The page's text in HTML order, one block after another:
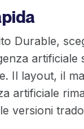
Durable,
artificiale
Il layout, il
artificiale
versioni